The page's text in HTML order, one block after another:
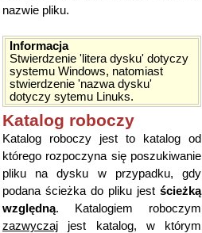
nazwie pliku.
Informacja
Stwierdzenie 'litera dysku' dotyczy
systemu Windows, natomiast
stwierdzenie 'nazwa dysku'
dotyczy sytemu Linuks.
Katalog roboczy
Katalog roboczy jest to katalog od
którego rozpoczyna się poszukiwanie
pliku na dysku w przypadku, gdy
podana ścieżka do pliku jest ścieżką
względną. Katalogiem roboczym
zazwyczaj jest katalog, w którym